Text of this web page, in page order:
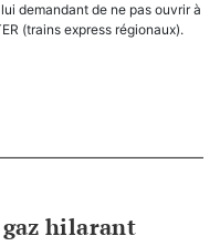
demandant de ne pas ouvrir à
(trains express régionaux).
hilarant